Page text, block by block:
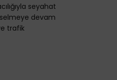
seyahat
devam
trafik